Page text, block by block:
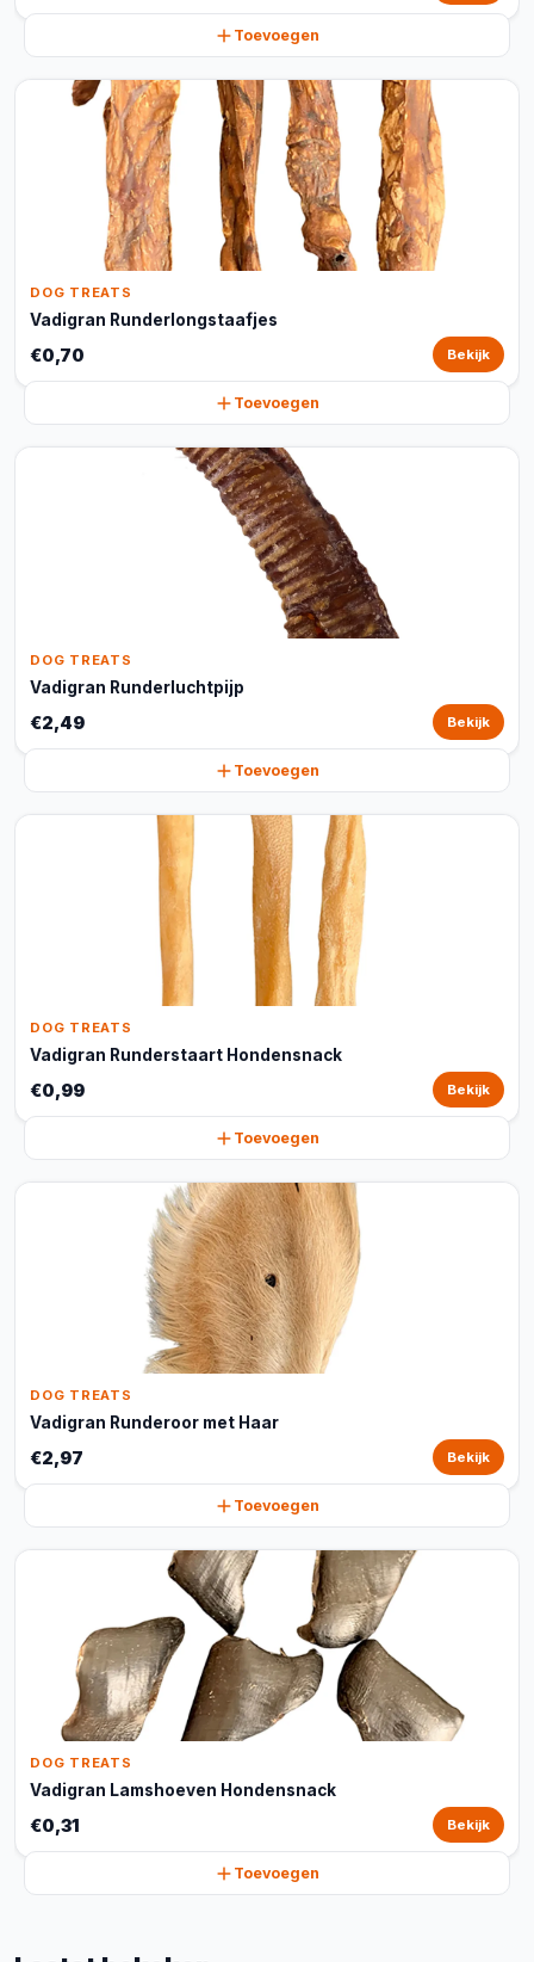
Toevoegen
DOG TREATS
Vadigran Runderlongstaafjes
€0,70 Bekijk
Toevoegen
DOG TREATS
Vadigran Runderluchtpijp
€2,49 Bekijk
Toevoegen
DOG TREATS
Vadigran Runderstaart Hondensnack
€0,99 Bekijk
Toevoegen
DOG TREATS
Vadigran Runderoor met Haar
€2,97 Bekijk
Toevoegen
DOG TREATS
Vadigran Lamshoeven Hondensnack
€0,31 Bekijk
Toevoegen